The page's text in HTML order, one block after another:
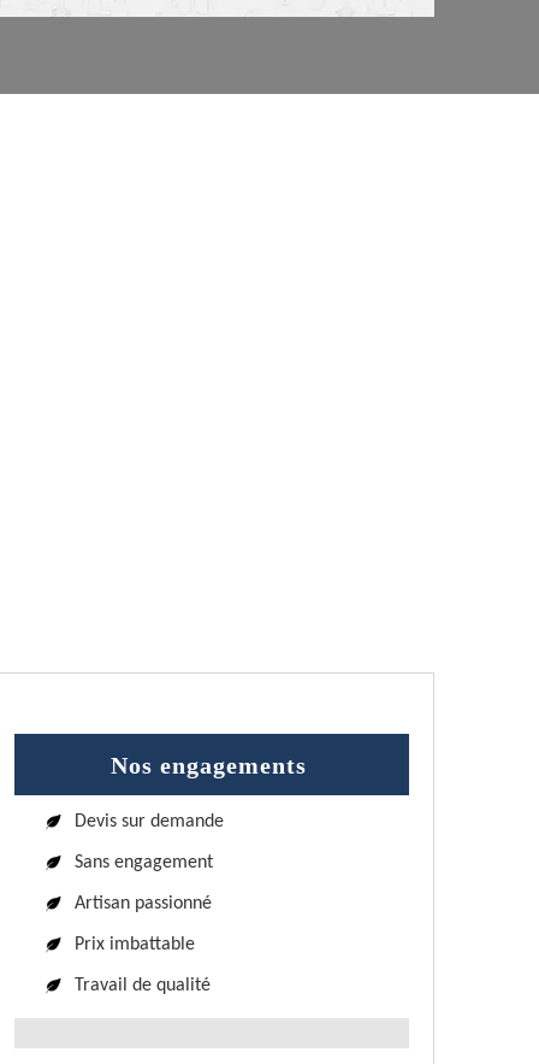
Nos engagements
Devis sur demande
Sans engagement
Artisan passionné
Prix imbattable
Travail de qualité